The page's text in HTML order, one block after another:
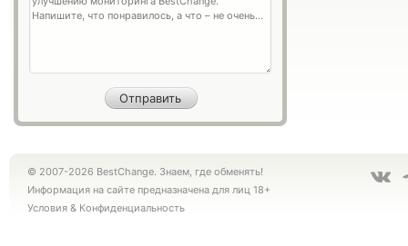
© 2007-2026 BestChange. Знаем, где обменять!
Информация на сайте предназначена для лиц 18+
Условия & Конфиденциальность